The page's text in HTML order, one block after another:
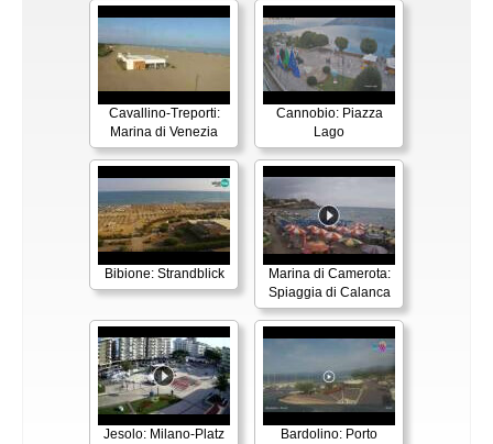
Cavallino-Treporti:
Marina di Venezia
Cannobio: Piazza
Lago
Bibione: Strandblick
Marina di Camerota:
Spiaggia di Calanca
Jesolo: Milano-Platz Bardolino: Porto